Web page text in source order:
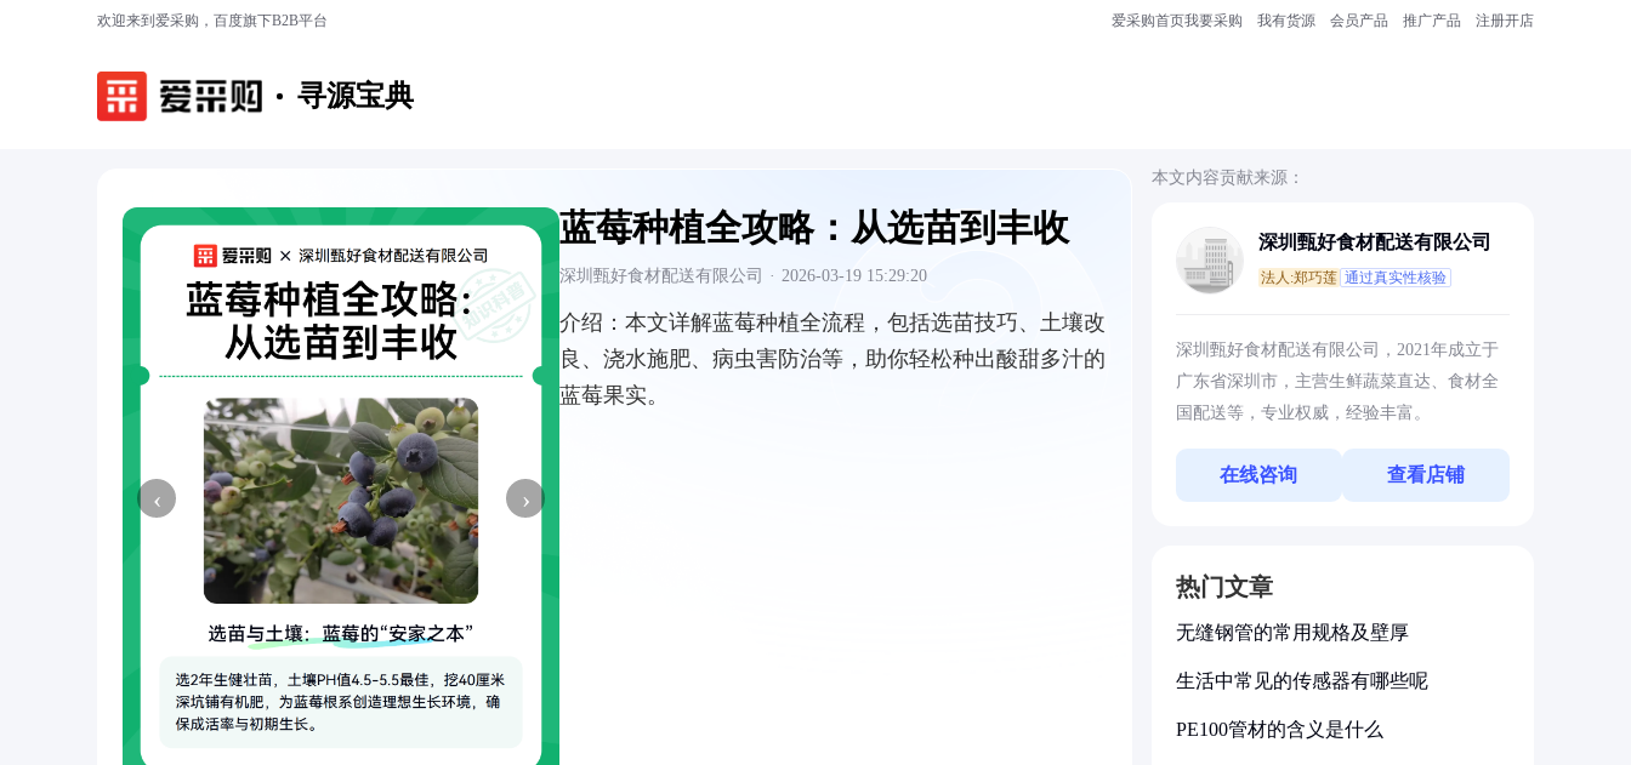
欢迎来到爱采购，百度旗下B2B平台 爱采购首页我要采购 我有货源 会员产品 推广产品 注册开店
寻源宝典
‹ ›
蓝莓种植全攻略：从选苗到丰收
深圳甄好食材配送有限公司 · 2026-03-19 15:29:20
介绍： 本文详解蓝莓种植全流程，包括选苗技巧、土壤改
良、浇水施肥、病虫害防治等，助你轻松种出酸甜多汁的
蓝莓果实。
本文内容贡献来源：
深圳甄好食材配送有限公司
法人:郑巧莲 通过真实性核验
深圳甄好食材配送有限公司，2021年成立于
广东省深圳市，主营生鲜蔬菜直达、食材全
国配送等，专业权威，经验丰富。
在线咨询 查看店铺
热门文章
无缝钢管的常用规格及壁厚
生活中常见的传感器有哪些呢
PE100管材的含义是什么